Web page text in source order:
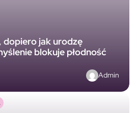
dopiero jak urodzę
blokuje płodność
Admin